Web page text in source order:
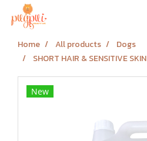
Home All products
Dogs
SHORT HAIR & SENSITIVE SKIN
New